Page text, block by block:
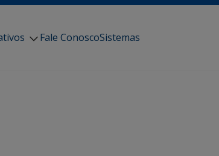
Fale ConoscoSistemas